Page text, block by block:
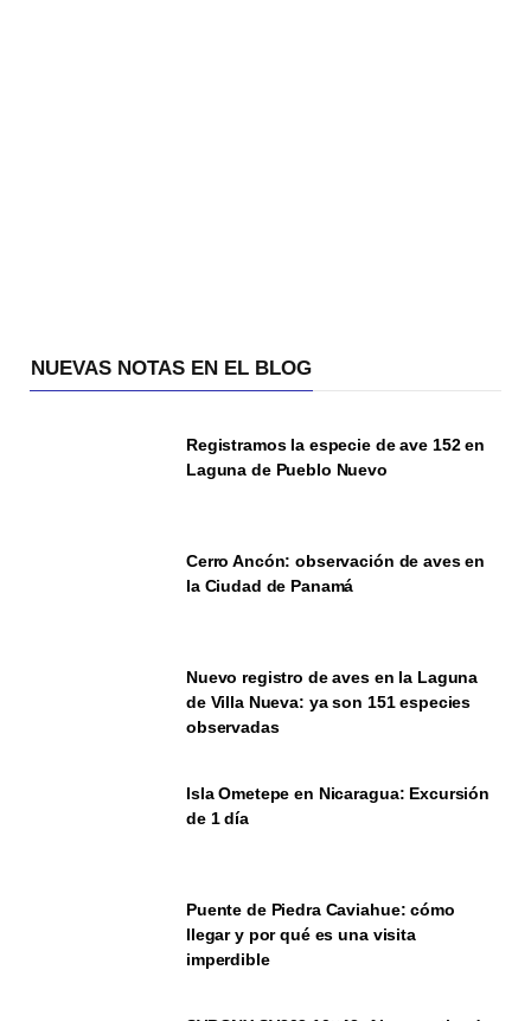
NUEVAS NOTAS EN EL BLOG
Registramos la especie de ave 152 en
Laguna de Pueblo Nuevo
Cerro Ancón: observación de aves en
la Ciudad de Panamá
Nuevo registro de aves en la Laguna
de Villa Nueva: ya son 151 especies
observadas
Isla Ometepe en Nicaragua: Excursión
de 1 día
Puente de Piedra Caviahue: cómo
llegar y por qué es una visita
imperdible